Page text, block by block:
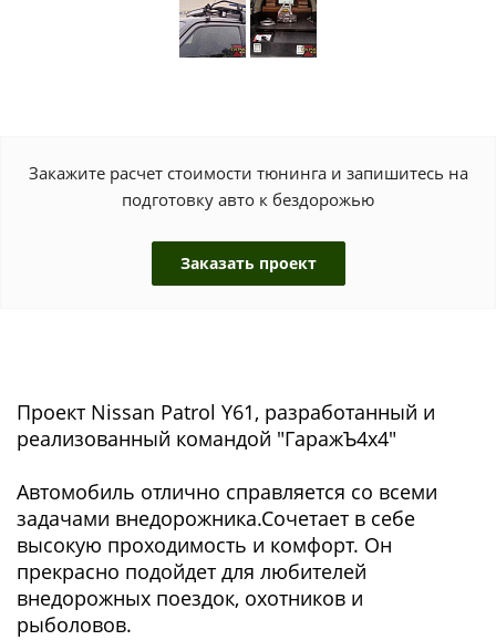
Закажите расчет стоимости тюнинга и запишитесь на
подготовку авто к бездорожью
Заказать проект
Проект Nissan Patrol Y61, разработанный и
реализованный командой "ГаражЪ4x4"
Автомобиль отлично справляется со всеми
задачами внедорожника.Сочетает в себе
высокую проходимость и комфорт. Он
прекрасно подойдет для любителей
внедорожных поездок, охотников и
рыболовов.